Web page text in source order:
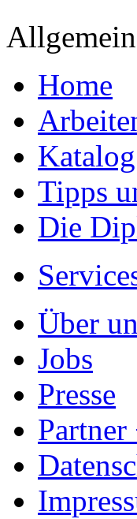
Allgemein
Home
Katalog
Tipps
Die
Über
Jobs
Presse